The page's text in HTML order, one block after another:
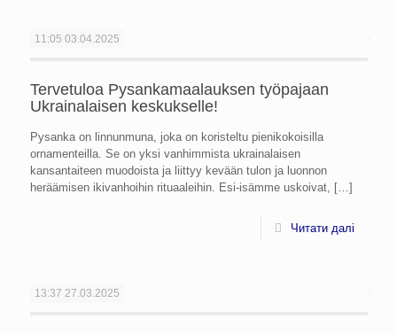
11:05 03.04.2025
Tervetuloa Pysankamaalauksen työpajaan
Ukrainalaisen keskukselle!
Pysanka on linnunmuna, joka on koristeltu pienikokoisilla
ornamenteilla. Se on yksi vanhimmista ukrainalaisen
kansantaiteen muodoista ja liittyy kevään tulon ja luonnon
heräämisen ikivanhoihin rituaaleihin. Esi-isämme uskoivat, […]
Читати далі
13:37 27.03.2025